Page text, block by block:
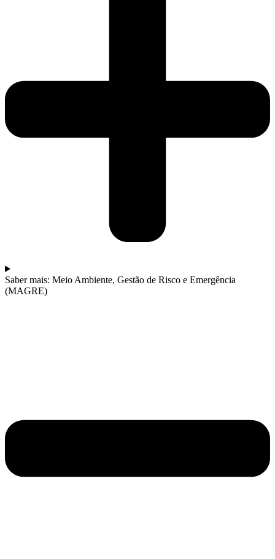
Saber mais: Meio Ambiente, Gestão de Risco e Emergência
(MAGRE)